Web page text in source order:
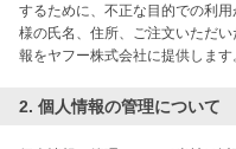
するために、不正な目的での利
様の氏名、住所、ご注文いただ
2. 個人情報の管理について